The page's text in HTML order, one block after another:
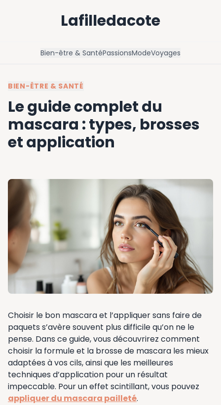
Lafilledacote
Bien-être & SantéPassionsModeVoyages
BIEN-ÊTRE & SANTÉ
Le guide complet du
mascara : types, brosses
et application
Choisir le bon mascara et l’appliquer sans faire de
paquets s’avère souvent plus difficile qu’on ne le
pense. Dans ce guide, vous découvrirez comment
choisir la formule et la brosse de mascara les mieux
adaptées à vos cils, ainsi que les meilleures
techniques d’application pour un résultat
impeccable. Pour un effet scintillant, vous pouvez
appliquer du mascara pailleté.